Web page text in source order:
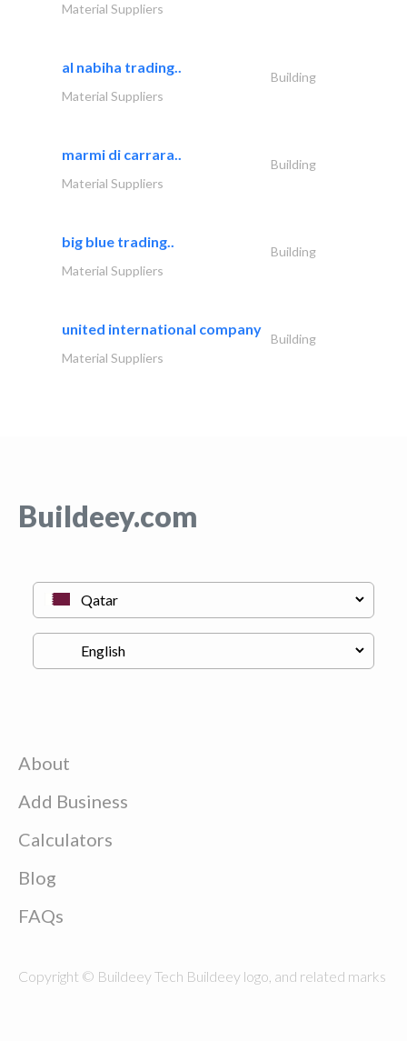
Material Suppliers
al nabiha trading..
Building
Material Suppliers
marmi di carrara..
Building
Material Suppliers
big blue trading..
Building
Material Suppliers
united international company
Building
Material Suppliers
Buildeey.com
About
Add Business
Calculators
Blog
FAQs
Copyright © Buildeey Tech Buildeey logo, and related marks